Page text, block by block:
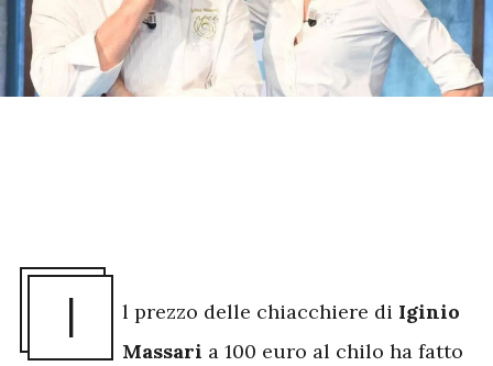
I l prezzo delle chiacchiere di Iginio
Massari a 100 euro al chilo ha fatto